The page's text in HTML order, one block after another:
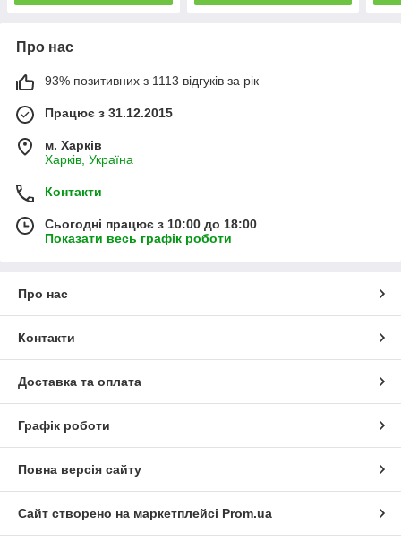
Про нас
93% позитивних з 1113 відгуків за рік
Працює з 31.12.2015
м. Харків
Харків, Україна
Контакти
Сьогодні працює з 10:00 до 18:00
Показати весь графік роботи
Про нас
Контакти
Доставка та оплата
Графік роботи
Повна версія сайту
Сайт створено на маркетплейсі Prom.ua